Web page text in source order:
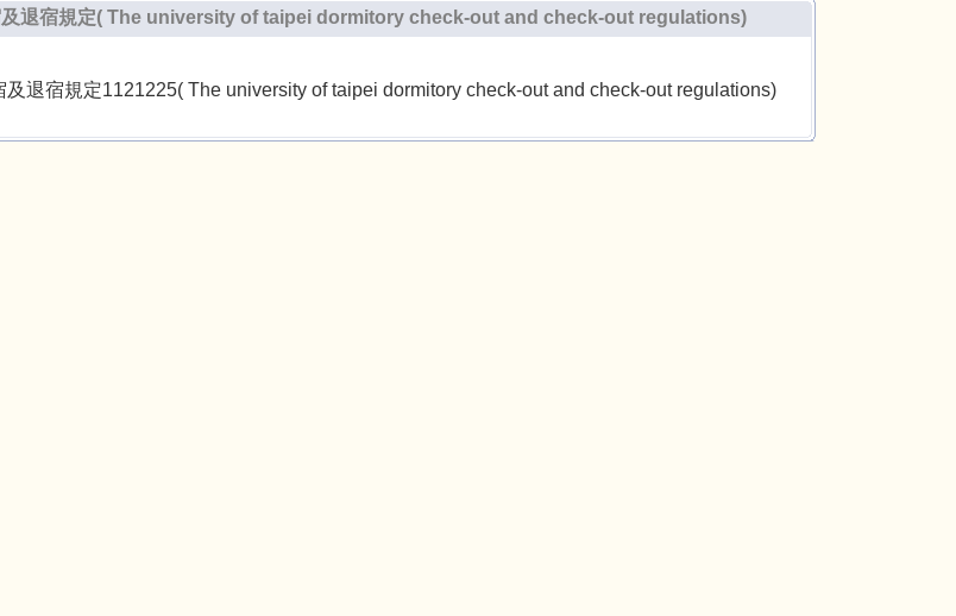
及退宿規定( The university of taipei dormitory check-out and check-out regulations)
退宿規定1121225( The university of taipei dormitory check-out and check-out regulations)